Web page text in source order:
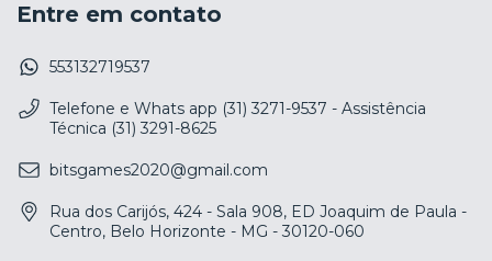
Entre em contato
553132719537
Telefone e Whats app (31) 3271-9537 - Assistência
Técnica (31) 3291-8625
bitsgames2020@gmail.com
Rua dos Carijós, 424 - Sala 908, ED Joaquim de Paula -
Centro, Belo Horizonte - MG - 30120-060